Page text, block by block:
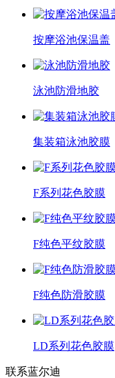
按摩浴池保温盖
泳池防滑地胶
集装箱泳池胶膜
F系列花色胶膜
F纯色平纹胶膜
F纯色防滑胶膜
LD系列花色胶膜
联系蓝尔迪